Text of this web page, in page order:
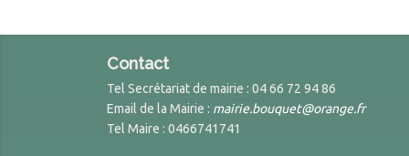
Contact
Tel Secrétariat de mairie : 04 66 72 94 86
Email de la Mairie : mairie.bouquet@orange.fr
Tel Maire : 0466741741